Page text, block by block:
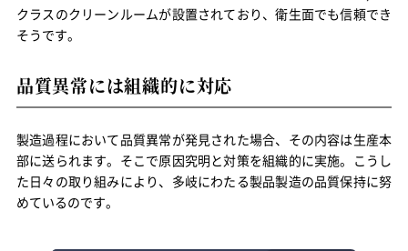
クラスのクリーンルームが設置されており、衛生面でも信頼でき
そうです。
品質異常には組織的に対応
製造過程において品質異常が発見された場合、その内容は生産本
部に送られます。そこで原因究明と対策を組織的に実施。こうし
た日々の取り組みにより、多岐にわたる製品製造の品質保持に努
めているのです。